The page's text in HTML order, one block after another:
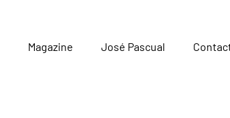
Magazine José Pascual